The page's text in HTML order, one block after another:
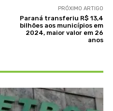
PRÓXIMO ARTIGO
Paraná transferiu R$ 13,4
bilhões aos municípios em
2024, maior valor em 26
anos